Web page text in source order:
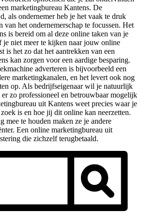
marketingbureau Kantens. De
als ondernemer heb je het vaak te druk
van het ondernemerschap te focussen. Het
is bereid om al deze online taken van je
je niet meer te kijken naar jouw online
is het zo dat het aantrekken van een
kan zorgen voor een aardige besparing.
adverteren is bijvoorbeeld een
marketingkanalen, en het levert ook nog
op. Als bedrijfseigenaar wil je natuurlijk
zo professioneel en betrouwbaar mogelijk
uit Kantens weet precies waar je
is en hoe jij dit online kan neerzetten.
mee te houden maken ze je andere
Een online marketingbureau uit
die zichzelf terugbetaald.